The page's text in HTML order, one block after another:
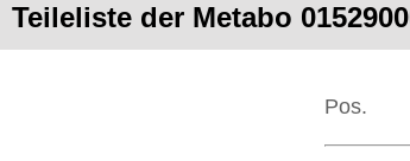
Teileliste der Metabo
Pos.